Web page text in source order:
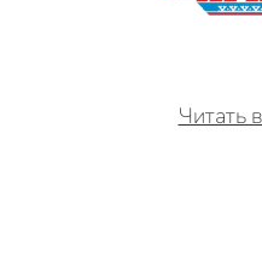
Читать